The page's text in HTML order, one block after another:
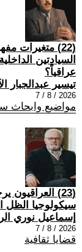
(22) متغيرات
السيادتين
عراقياً؟
تيسير عبدالجبار
2026 / 8 / 7
مواضيع وابحاث
(23)
سيكولوجيا الظل
إسماعيل نوري
2026 / 8 / 7
قضايا ثقافية